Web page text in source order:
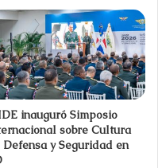
inauguró Simposio
sobre Cultura
Defensa y Seguridad en